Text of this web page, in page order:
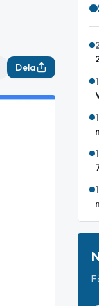
Dela